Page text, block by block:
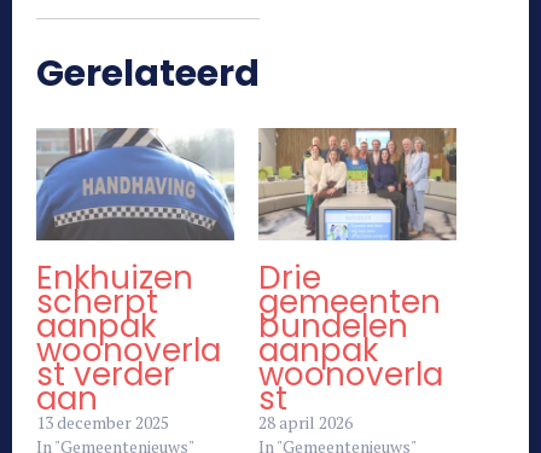
Gerelateerd
Enkhuizen
scherpt
aanpak
woonoverla
st verder
aan
13 december 2025
In "Gemeentenieuws"
Drie
gemeenten
bundelen
aanpak
woonoverla
st
28 april 2026
In "Gemeentenieuws"